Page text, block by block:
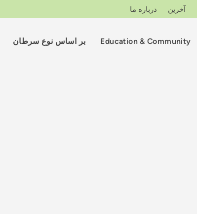
بر اساس نوع سرطان Education & Community
درباره ما آخرین